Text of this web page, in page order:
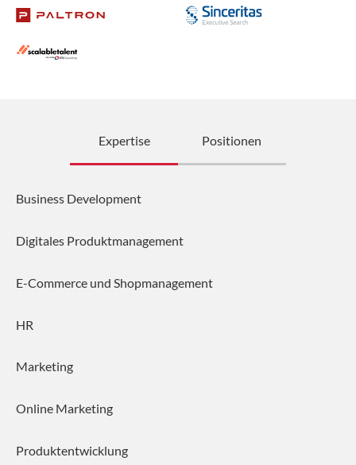
Expertise Positionen
Business Development
Digitales Produktmanagement
E-Commerce und Shopmanagement
HR
Marketing
Online Marketing
Produktentwicklung